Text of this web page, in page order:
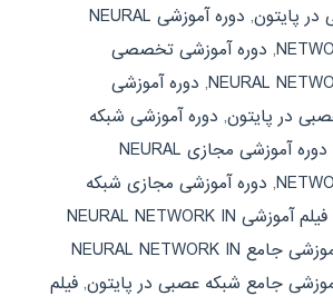
پایتون,
دوره آموزشی NEURAL
, دوره آموزشی تخصصی
NEURAL
, دوره آموزشی
در پایتون, دوره آموزشی شبکه
دوره آموزشی مجازی NEURAL
, دوره آموزشی مجازی شبکه
فیلم آموزشی NEURAL NETWORK IN
فیلم آموزشی جامع NEURAL NETWORK IN
جامع شبکه عصبی در پایتون, فیلم